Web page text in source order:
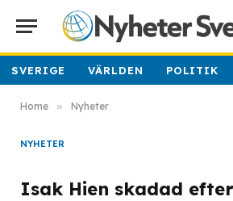
SVERIGE VÄRLDEN POLITIK
Home » Nyheter
NYHETER
Isak Hien skadad